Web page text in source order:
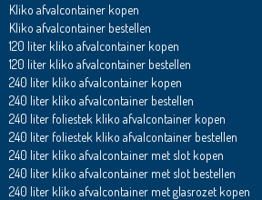
Kliko afvalcontainer kopen
Kliko afvalcontainer bestellen
120 liter kliko afvalcontainer kopen
120 liter kliko afvalcontainer bestellen
240 liter kliko afvalcontainer kopen
240 liter kliko afvalcontainer bestellen
240 liter foliestek kliko afvalcontainer kopen
240 liter foliestek kliko afvalcontainer bestellen
240 liter kliko afvalcontainer met slot kopen
240 liter kliko afvalcontainer met slot bestellen
240 liter kliko afvalcontainer met glasrozet kopen